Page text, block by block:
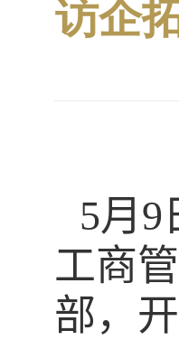
访企
5月 9
工商
部，